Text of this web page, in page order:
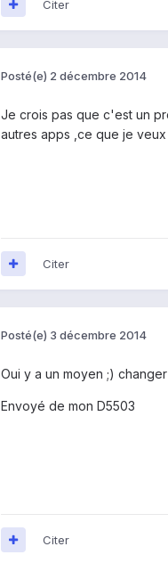
Citer
Posté(e) 2 décembre 2014
Je crois pas que c'est un
autres apps ,ce que je
Citer
Posté(e) 3 décembre 2014
Oui y a un moyen ;)
Envoyé de mon D5503
Citer